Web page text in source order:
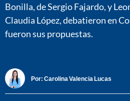
Bonilla, de Sergio Fajardo, y
Claudia López, debatieron en
fueron sus propuestas.
Por: Carolina Valencia Lucas